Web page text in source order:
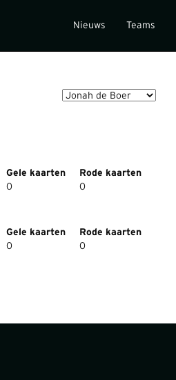
Nieuws Teams
Gele kaarten
Rode kaarten
0 0
Gele kaarten
Rode kaarten
0 0